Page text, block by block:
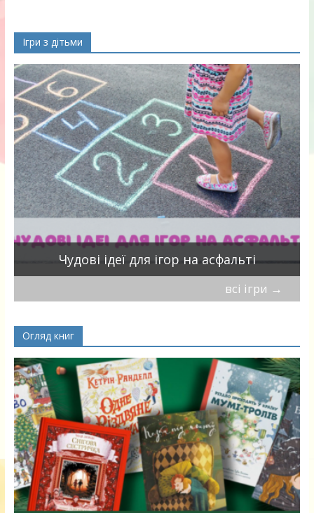
Ігри з дітьми
Чудові ідеї для ігор на асфальті
всі ігри →
Огляд книг